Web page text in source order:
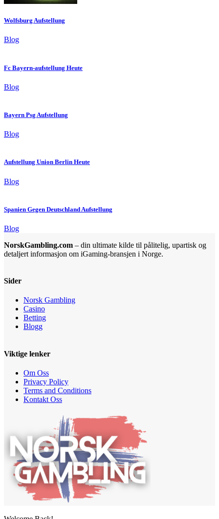
Wolfsburg Aufstellung
Blog
Fc Bayern-aufstellung Heute
Blog
Bayern Psg Aufstellung
Blog
Aufstellung Union Berlin Heute
Blog
Spanien Gegen Deutschland Aufstellung
Blog
NorskGambling.com – din ultimate kilde til pålitelig, upartisk og
detaljert informasjon om iGaming-bransjen i Norge.
Sider
Norsk Gambling
Casino
Betting
Blogg
Viktige lenker
Om Oss
Privacy Policy
Terms and Conditions
Kontakt Oss